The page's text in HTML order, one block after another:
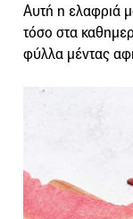
Αυτή η ελαφριά
τόσο στα
φύλλα μέντας